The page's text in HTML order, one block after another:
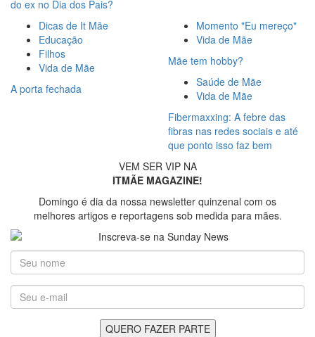
do ex no Dia dos Pais?
Dicas de It Mãe
Educação
Filhos
Vida de Mãe
A porta fechada
Momento "Eu mereço"
Vida de Mãe
Mãe tem hobby?
Saúde de Mãe
Vida de Mãe
Fibermaxxing: A febre das
fibras nas redes sociais e até
que ponto isso faz bem
VEM SER VIP NA
ITMÃE MAGAZINE!
Domingo é dia da nossa newsletter quinzenal com os
melhores artigos e reportagens sob medida para mães.